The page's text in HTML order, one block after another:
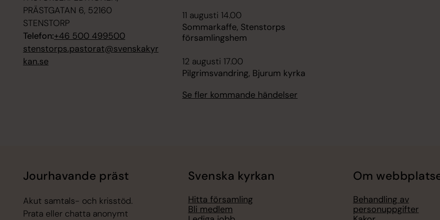
PRÄSTGATAN 6, 52160
STENSTORP
Telefon:+46 500 499500
stenstorps.pastorat@svenskakyr
kan.se
11 augusti 14.00
Sommarkaffe, Stenstorps
församlingshem
12 augusti 17.00
Pilgrimsvandring, Bjurum kyrka
Se fler kommande händelser
Jourhavande präst
Akut samtals- och krisstöd.
Prata eller chatta anonymt
Svenska kyrkan
Hitta församling
Bli medlem
Om
Behandling av
personuppgifter